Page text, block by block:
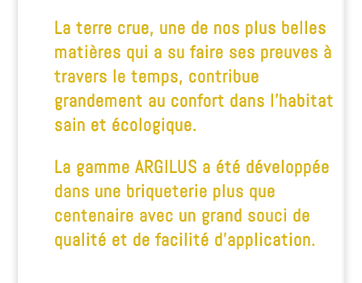
La terre crue, une de nos plus belles
matières qui a su faire ses preuves à
travers le temps, contribue
grandement au confort dans l’habitat
sain et écologique.
La gamme ARGILUS a été développée
dans une briqueterie plus que
centenaire avec un grand souci de
qualité et de facilité d’application.